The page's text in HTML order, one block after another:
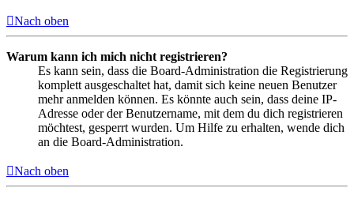
Nach oben
Warum kann ich mich nicht registrieren?
Es kann sein, dass die Board-Administration die Registrierung
komplett ausgeschaltet hat, damit sich keine neuen Benutzer
mehr anmelden können. Es könnte auch sein, dass deine IP-
Adresse oder der Benutzername, mit dem du dich registrieren
möchtest, gesperrt wurden. Um Hilfe zu erhalten, wende dich
an die Board-Administration.
Nach oben